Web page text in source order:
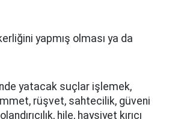
yapmış olması ya da
yatacak suçlar işlemek,
rüşvet, sahtecilik, güveni
hile, haysiyet kırıcı